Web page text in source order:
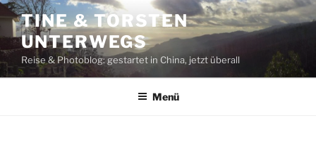
Zum
Inhalt
springen
TINE & TORSTEN
UNTERWEGS
Reise & Photoblog: gestartet in China, jetzt überall
Menü